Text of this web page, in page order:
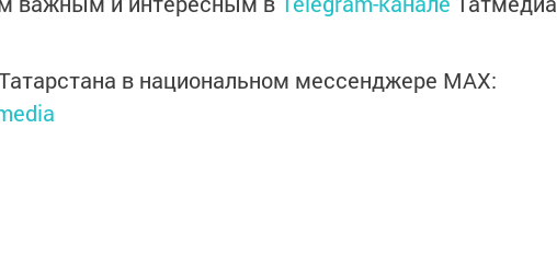
в национальном мессенджере MАХ: